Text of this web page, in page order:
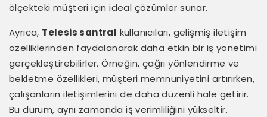
ölçekteki müşteri için ideal çözümler sunar.
Ayrıca, Telesis santral kullanıcıları, gelişmiş iletişim
özelliklerinden faydalanarak daha etkin bir iş yönetimi
gerçekleştirebilirler. Örneğin, çağrı yönlendirme ve
bekletme özellikleri, müşteri memnuniyetini artırırken,
çalışanların iletişimlerini de daha düzenli hale getirir.
Bu durum, aynı zamanda iş verimliliğini yükseltir.